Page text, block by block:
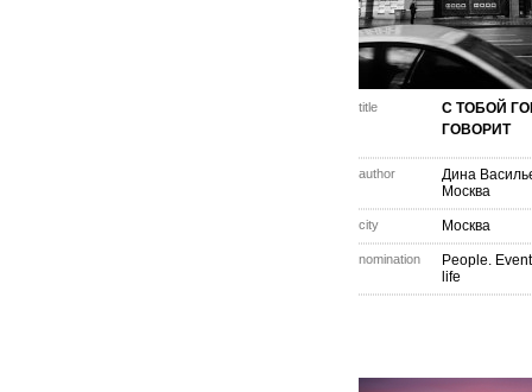
title
С ТОБОЙ
ГОВОРИТ
author
Дина
Москва
city Москва
nomination
People.
life